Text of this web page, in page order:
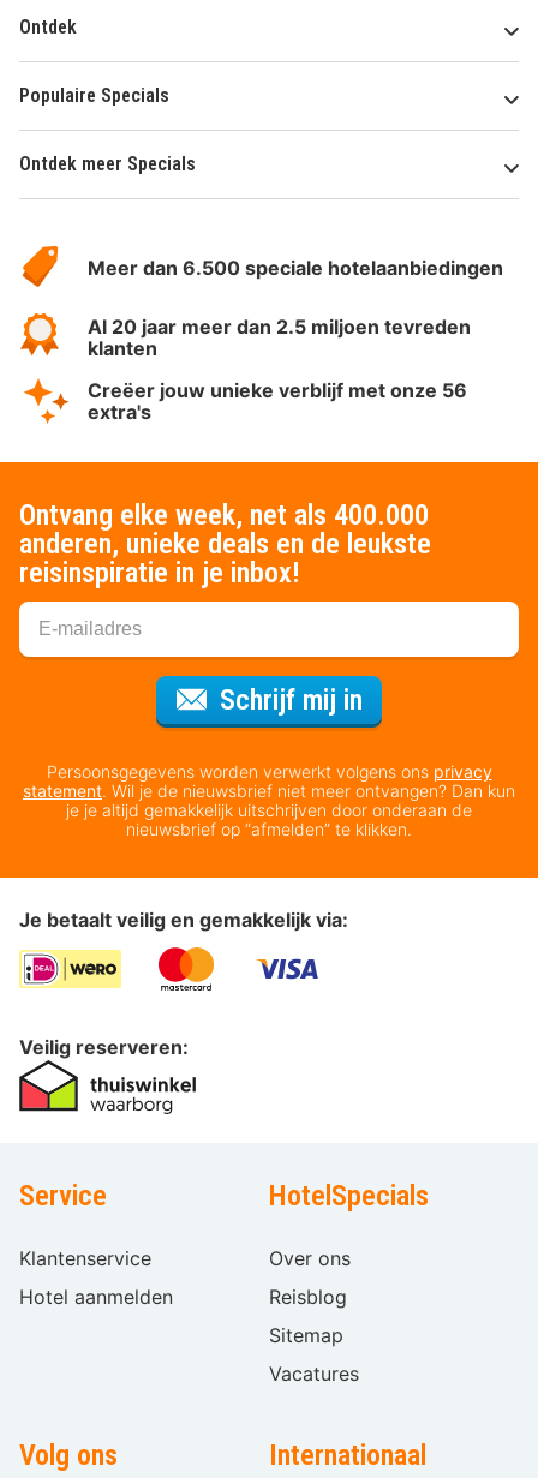
Ontdek
Populaire Specials
Ontdek meer Specials
HotelSpecials
Meer dan 6.500 speciale hotelaanbiedingen
Al 20 jaar meer dan 2.5 miljoen tevreden
klanten
Creëer jouw unieke verblijf met onze 56
extra's
Ontvang elke week, net als 400.000
anderen, unieke deals en de leukste
reisinspiratie in je inbox!
Schrijf mij in
Persoonsgegevens worden verwerkt volgens ons privacy
statement. Wil je de nieuwsbrief niet meer ontvangen? Dan kun
je je altijd gemakkelijk uitschrijven door onderaan de
nieuwsbrief op “afmelden” te klikken.
Je betaalt veilig en gemakkelijk via:
Veilig reserveren:
Service
Klantenservice
Hotel aanmelden
HotelSpecials
Over ons
Reisblog
Sitemap
Vacatures
Volg ons Internationaal